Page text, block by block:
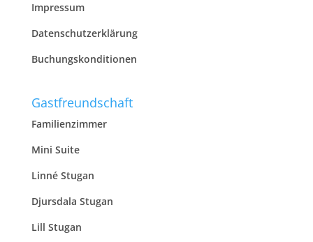
Impressum
Datenschutzerklärung
Buchungskonditionen
Gastfreundschaft
Familienzimmer
Mini Suite
Linné Stugan
Djursdala Stugan
Lill Stugan